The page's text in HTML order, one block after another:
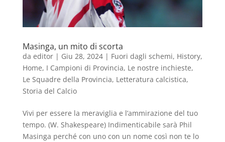
Masinga, un mito di scorta
da editor| Giu 28, 2024| Fuori dagli schemi, History,
Home, I Campioni di Provincia, Le nostre inchieste,
Le Squadre della Provincia, Letteratura calcistica,
Storia del Calcio
Vivi per essere la meraviglia e l’ammirazione del tuo
tempo. (W. Shakespeare) Indimenticabile sarà Phil
Masinga perché con uno con un nome così non te lo